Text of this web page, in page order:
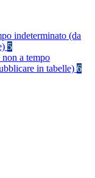
indeterminato (da
5
a tempo
in tabelle) 6